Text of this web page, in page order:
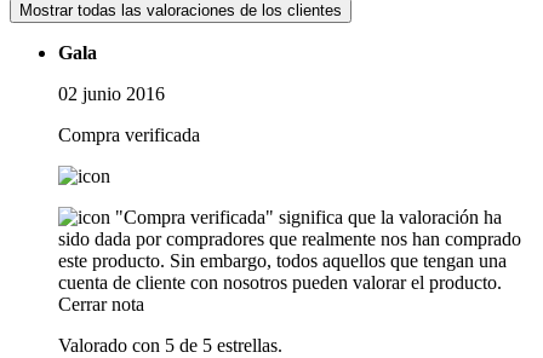
Mostrar todas las valoraciones de los clientes
Gala
02 junio 2016
Compra verificada
"Compra verificada" significa que la valoración ha
sido dada por compradores que realmente nos han comprado
este producto. Sin embargo, todos aquellos que tengan una
cuenta de cliente con nosotros pueden valorar el producto.
Cerrar nota
Valorado con 5 de 5 estrellas.